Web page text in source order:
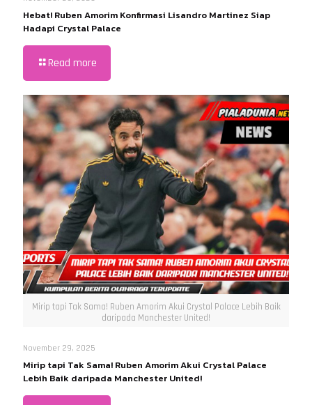
Hebat! Ruben Amorim Konfirmasi Lisandro Martinez Siap
Hadapi Crystal Palace
Read more
Mirip tapi Tak Sama! Ruben Amorim Akui Crystal Palace Lebih Baik
daripada Manchester United!
November 29, 2025
Mirip tapi Tak Sama! Ruben Amorim Akui Crystal Palace
Lebih Baik daripada Manchester United!